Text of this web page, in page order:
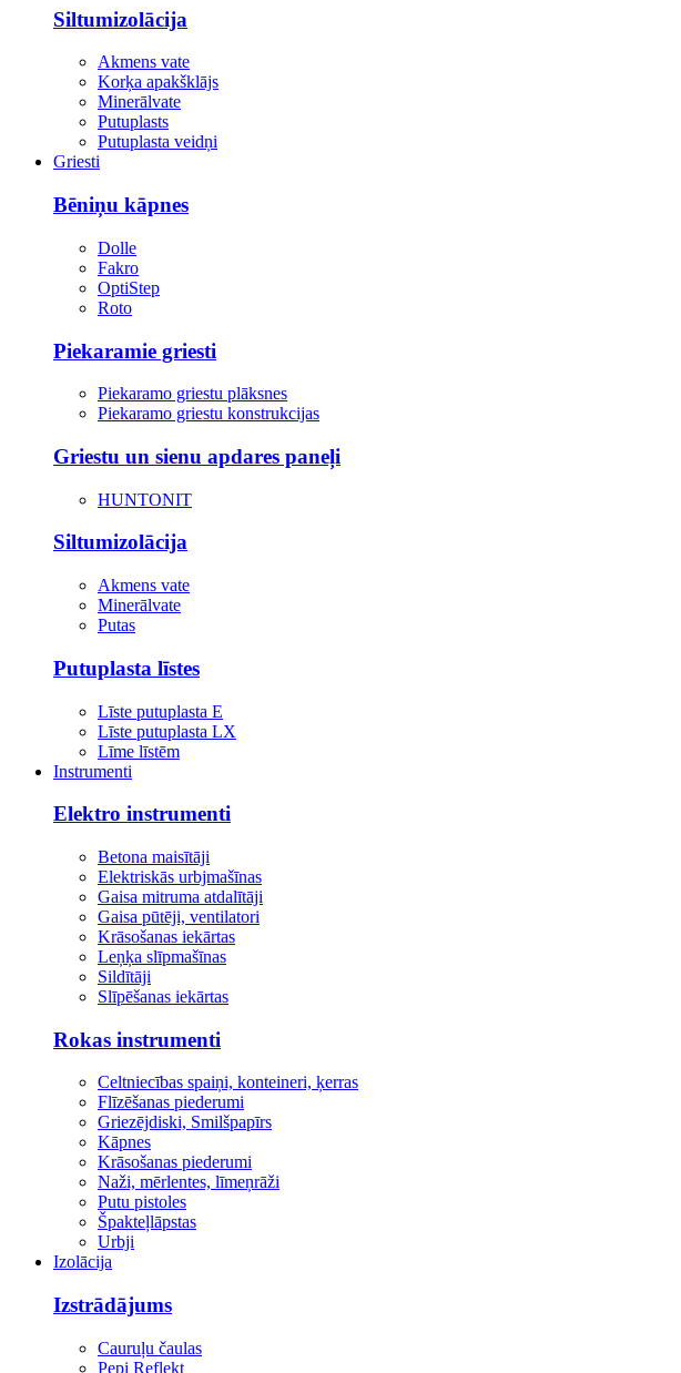
Siltumizolācija
Akmens vate
Korķa apakšklājs
Minerālvate
Putuplasts
Putuplasta veidņi
Griesti
Bēniņu kāpnes
Dolle
Fakro
OptiStep
Roto
Piekaramie griesti
Piekaramo griestu plāksnes
Piekaramo griestu konstrukcijas
Griestu un sienu apdares paneļi
HUNTONIT
Siltumizolācija
Akmens vate
Minerālvate
Putas
Putuplasta līstes
Līste putuplasta E
Līste putuplasta LX
Līme līstēm
Instrumenti
Elektro instrumenti
Betona maisītāji
Elektriskās urbjmašīnas
Gaisa mitruma atdalītāji
Gaisa pūtēji, ventilatori
Krāsošanas iekārtas
Leņķa slīpmašīnas
Sildītāji
Slīpēšanas iekārtas
Rokas instrumenti
Celtniecības spaiņi, konteineri, ķerras
Flīzēšanas piederumi
Griezējdiski, Smilšpapīrs
Kāpnes
Krāsošanas piederumi
Naži, mērlentes, līmeņrāži
Putu pistoles
Špakteļlāpstas
Urbji
Izolācija
Izstrādājums
Cauruļu čaulas
Pepi Reflekt